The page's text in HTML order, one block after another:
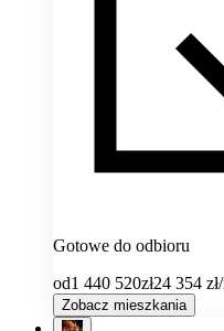
Gotowe do odbioru
od1 440 520zł24 354
Zobacz mieszkania